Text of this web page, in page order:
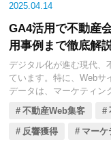
2025.04.14
GA4活用で不動産
用事例まで徹底解
デジタル化が進む現代、
ています。特に、Webサ
データは、マーケティン
ん。
Googleアナリティクス4
ートする、注目のツー
不動産Web集客
反響獲得
マーケ